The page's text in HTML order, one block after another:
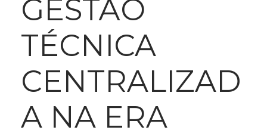
GESTÃO
TÉCNICA
CENTRALIZAD
A NA ERA